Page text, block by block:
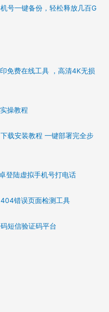
号一键备份，轻松释放几百G
免费在线工具 ，高清4K无损
操教程
载安装教程 一键部署完全步
登陆虚拟手机号打电话
错误页面检测工具
短信验证码平台